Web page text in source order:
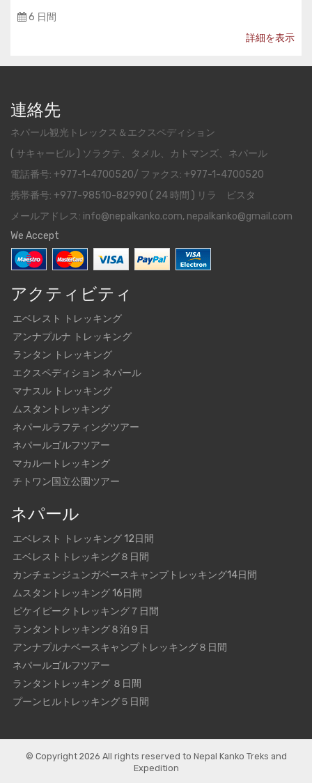
6 日間
詳細を表示
連絡先
ネパール観光トレックス＆エクスペディション
( サキャービル ) ソラクテ、タメル、カトマンズ、ネパール
電話番号: +977-1-4700520/ ファクス: +977-1-4700520
携帯番号: +977-98510-82990 ( 24 時間 ) リラ ビスタ
メールアドレス: info@nepalkanko.com, nepalkanko@gmail.com
We Accept
アクティビティ
エベレスト トレッキング
アンナプルナ トレッキング
ランタン トレッキング
エクスペディション ネパール
マナスル トレッキング
ムスタントレッキング
ネパールラフティングツアー
ネパールゴルフツアー
マカルートレッキング
チトワン国立公園ツアー
ネパール
エベレスト トレッキング 12日間
エベレストトレッキング８日間
カンチェンジュンガベースキャンプトレッキング14日間
ムスタントレッキング 16日間
ピケイピークトレッキング７日間
ランタントレッキング８泊９日
アンナプルナベースキャンプトレッキング８日間
ネパールゴルフツアー
ランタントレッキング ８日間
プーンヒルトレッキング５日間
© Copyright 2026 All rights reserved to Nepal Kanko Treks and
Expedition